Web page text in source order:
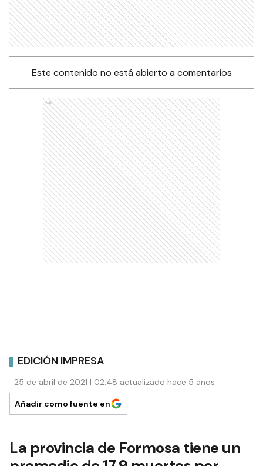
Este contenido no está abierto a comentarios
Ads
EDICIÓN IMPRESA
25 de abril de 2021 | 02:48 actualizado hace 5 años
Añadir como fuente en
La provincia de Formosa tiene un